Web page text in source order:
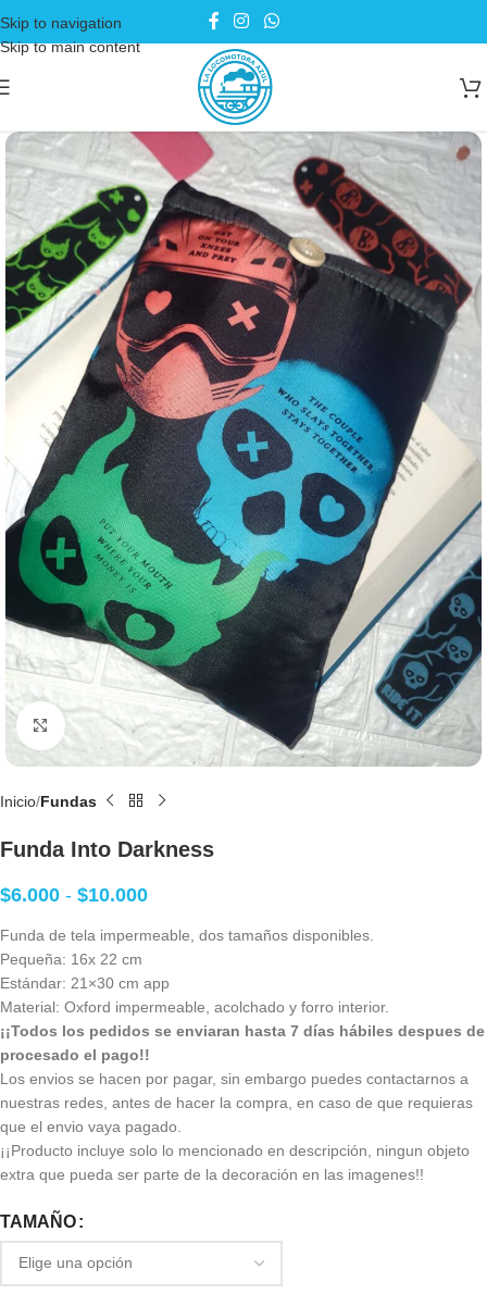
Skip to navigation
Skip to main content
Clic para agrandar
Inicio Fundas
Funda Into Darkness
$6.000 - $10.000
Funda de tela impermeable, dos tamaños disponibles.
Pequeña: 16x 22 cm
Estándar: 21×30 cm app
Material: Oxford impermeable, acolchado y forro interior.
¡¡Todos los pedidos se enviaran hasta 7 días hábiles despues de
procesado el pago!!
Los envios se hacen por pagar, sin embargo puedes contactarnos a
nuestras redes, antes de hacer la compra, en caso de que requieras
que el envio vaya pagado.
¡¡Producto incluye solo lo mencionado en descripción, ningun objeto
extra que pueda ser parte de la decoración en las imagenes!!
TAMAÑO